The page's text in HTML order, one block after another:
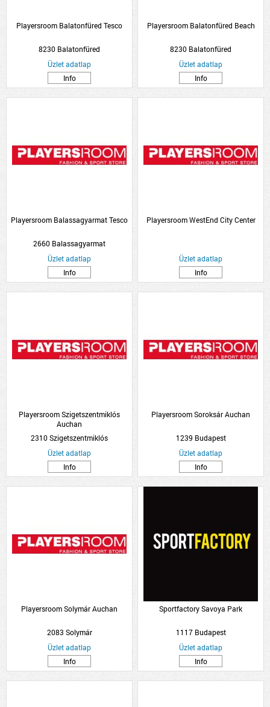
Playersroom Balatonfüred Tesco
8230 Balatonfüred
Üzlet adatlap
Info
Playersroom Balatonfüred Beach
8230 Balatonfüred
Üzlet adatlap
Info
Playersroom Balassagyarmat Tesco
2660 Balassagyarmat
Üzlet adatlap
Info
Playersroom WestEnd City Center
Üzlet adatlap
Info
Playersroom Szigetszentmiklós
Auchan
2310 Szigetszentmiklós
Üzlet adatlap
Info
Playersroom Soroksár Auchan
1239 Budapest
Üzlet adatlap
Info
Playersroom Solymár Auchan
2083 Solymár
Üzlet adatlap
Info
Sportfactory Savoya Park
1117 Budapest
Üzlet adatlap
Info